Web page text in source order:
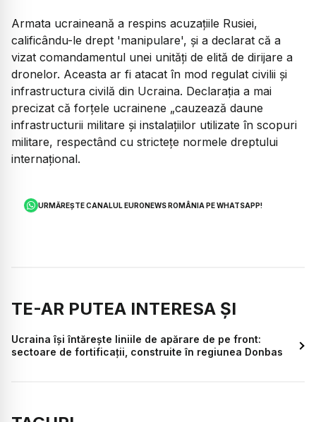
Armata ucraineană a respins acuzațiile Rusiei,
calificându-le drept 'manipulare', și a declarat că a
vizat comandamentul unei unități de elită de dirijare a
dronelor. Aceasta ar fi atacat în mod regulat civilii și
infrastructura civilă din Ucraina. Declarația a mai
precizat că forțele ucrainene „cauzează daune
infrastructurii militare și instalațiilor utilizate în scopuri
militare, respectând cu strictețe normele dreptului
internațional.
URMĂREȘTE CANALUL EURONEWS ROMÂNIA PE WHATSAPP!
TE-AR PUTEA INTERESA ȘI
Ucraina își întărește liniile de apărare de pe front:
sectoare de fortificații, construite în regiunea Donbas